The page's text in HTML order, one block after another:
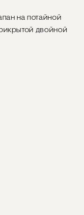
на потайной
двойной